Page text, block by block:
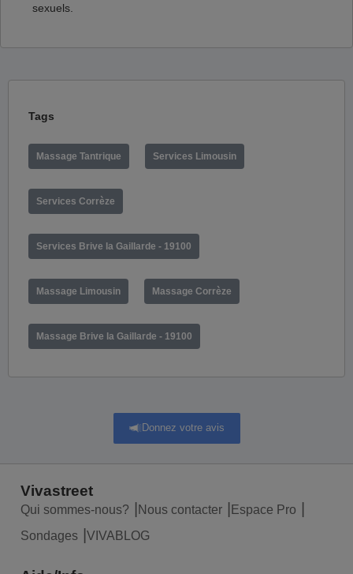
sexuels.
Tags
Massage Tantrique Services Limousin
Services Corrèze
Services Brive la Gaillarde - 19100
Massage Limousin Massage Corrèze
Massage Brive la Gaillarde - 19100
Donnez votre avis
Vivastreet
Qui sommes-nous? Nous contacter
Espace Pro
Sondages
VIVABLOG